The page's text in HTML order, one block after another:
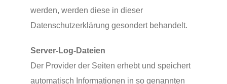
werden, werden diese in dieser
Datenschutzerklärung gesondert behandelt.
Server-Log-Dateien
Der Provider der Seiten erhebt und speichert
automatisch Informationen in so genannten